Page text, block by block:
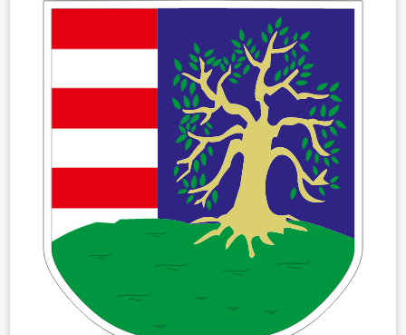
ÖNKORMÁNYZAT
ÜGYINTÉZÉS
KÖZÖSSÉG
HÍREK
VÁLASZTÁSOK